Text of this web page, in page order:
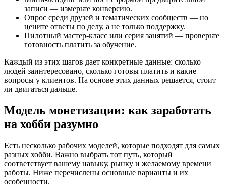
записи — измерьте конверсию.
Опрос среди друзей и тематических сообществ — но
цените ответы по делу, а не только поддержку.
Пилотный мастер-класс или серия занятий — проверьте
готовность платить за обучение.
Каждый из этих шагов дает конкретные данные: сколько
людей заинтересовано, сколько готовы платить и какие
вопросы у клиентов. На основе этих данных решается, стоит
ли двигаться дальше.
Модель монетизации: как заработать
на хобби разумно
Есть несколько рабочих моделей, которые подходят для самых
разных хобби. Важно выбрать тот путь, который
соответствует вашему навыку, рынку и желаемому времени
работы. Ниже перечислены основные варианты и их
особенности.